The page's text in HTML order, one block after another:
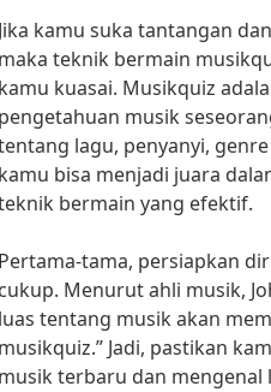
Jika kamu suka tantangan
maka teknik bermain
kamu kuasai. Musikquiz
pengetahuan musik
lagu, penyanyi,
kamu bisa menjadi juara
bermain yang efektif.
Pertama-tama, persiapkan
cukup. Menurut ahli musik,
luas tentang musik akan
musikquiz.” Jadi, pastikan
musik terbaru dan mengenal